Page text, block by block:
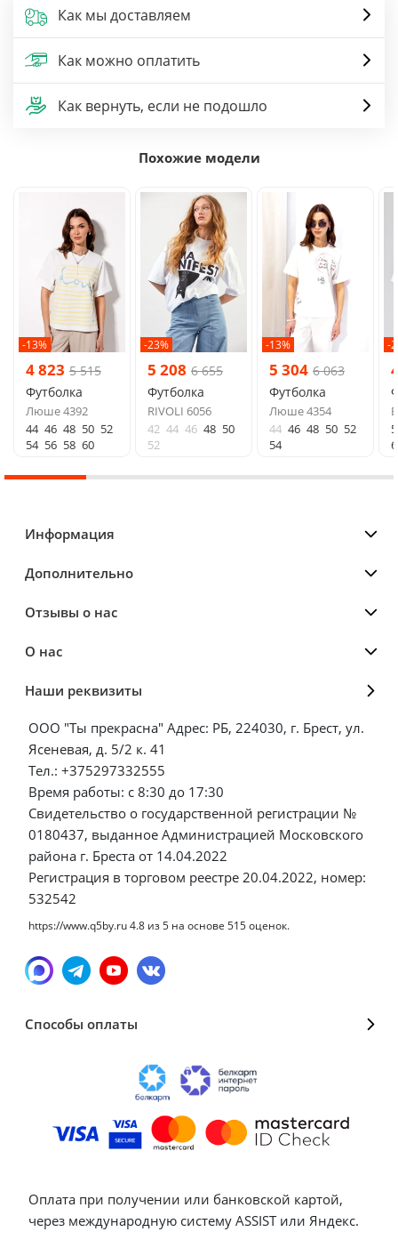
Как мы доставляем
Как можно оплатить
Как вернуть, если не подошло
Похожие модели
-13%
4 823 5 515
Футболка
Люше 4392
44 46 48 50 52
54 56 58 60
-23%
5 208 6 655
Футболка
RIVOLI 6056
42 44 46 48 50
52
-13%
5 304 6 063
Футболка
Люше 4354
44 46 48 50 52
54
-
Информация
Дополнительно
Отзывы о нас
О нас
Наши реквизиты
ООО "Ты прекрасна" Адрес: РБ, 224030, г. Брест, ул.
Ясеневая, д. 5/2 к. 41
Тел.: +375297332555
Время работы: с 8:30 до 17:30
Свидетельство о государственной регистрации №
0180437, выданное Администрацией Московского
района г. Бреста от 14.04.2022
Регистрация в торговом реестре 20.04.2022, номер:
532542
https://www.q5by.ru4.8 из5 на основе 515оценок.
Способы оплаты
Оплата при получении или банковской картой,
через международную систему ASSIST или Яндекс.